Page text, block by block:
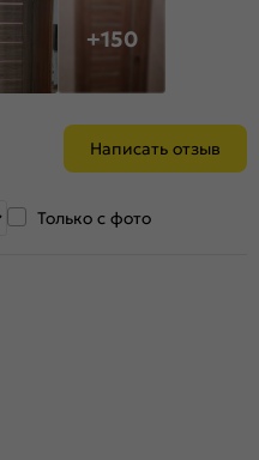
+150
Написать отзыв
Только с фото